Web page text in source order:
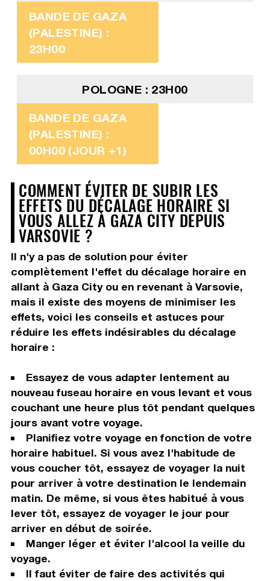
BANDE DE GAZA
(PALESTINE) :
23H00
POLOGNE : 23H00
BANDE DE GAZA
(PALESTINE) :
00H00 (JOUR +1)
COMMENT ÉVITER DE SUBIR LES
EFFETS DU DÉCALAGE HORAIRE SI
VOUS ALLEZ À GAZA CITY DEPUIS
VARSOVIE ?
Il n'y a pas de solution pour éviter
complètement l'effet du décalage horaire en
allant à Gaza City ou en revenant à Varsovie,
mais il existe des moyens de minimiser les
effets, voici les conseils et astuces pour
réduire les effets indésirables du décalage
horaire :
Essayez de vous adapter lentement au
nouveau fuseau horaire en vous levant et vous
couchant une heure plus tôt pendant quelques
jours avant votre voyage.
Planifiez votre voyage en fonction de votre
horaire habituel. Si vous avez l'habitude de
vous coucher tôt, essayez de voyager la nuit
pour arriver à votre destination le lendemain
matin. De même, si vous êtes habitué à vous
lever tôt, essayez de voyager le jour pour
arriver en début de soirée.
Manger léger et éviter l'alcool la veille du
voyage.
Il faut éviter de faire des activités qui